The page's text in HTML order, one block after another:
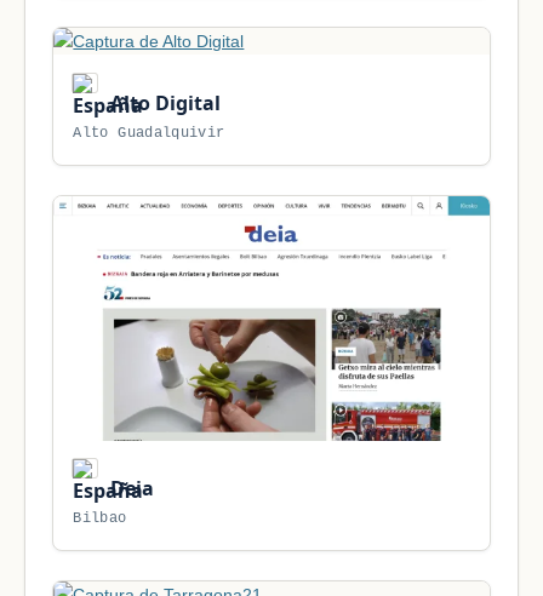
Alto Digital
Alto Guadalquivir
Deia
Bilbao